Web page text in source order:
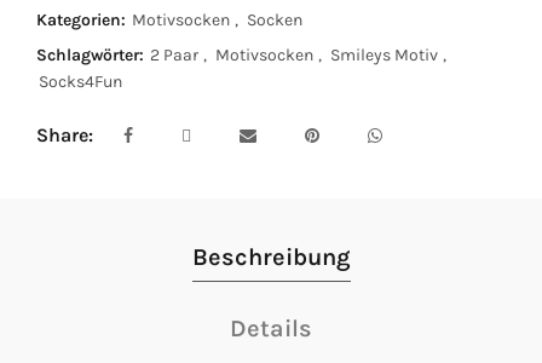
Kategorien: Motivsocken , Socken
Schlagwörter: 2 Paar , Motivsocken , Smileys Motiv ,
Socks4Fun
Share
Beschreibung
Details